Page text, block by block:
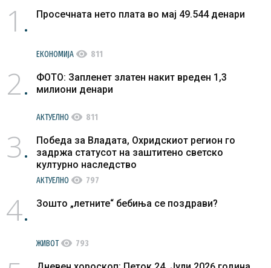
1 Просечната нето плата во мај 49.544 денари
ЕКОНОМИЈА visibility 811
2
ФОТО: Запленет златен накит вреден 1,3
милиони денари
АКТУЕЛНО visibility 811
3
Победа за Владата, Охридскиот регион го
задржа статусот на заштитено светско
културно наследство
АКТУЕЛНО visibility 797
4 Зошто „летните“ бебиња се поздрави?
ЖИВОТvisibility 793